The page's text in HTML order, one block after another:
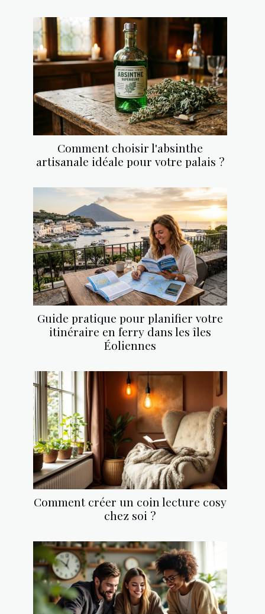
Comment choisir l'absinthe
artisanale idéale pour votre palais ?
Guide pratique pour planifier votre
itinéraire en ferry dans les îles
Éoliennes
Comment créer un coin lecture cosy
chez soi ?